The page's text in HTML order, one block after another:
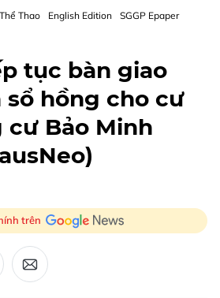
Thao English Edition SGGP Epaper
tục bàn giao
sổ hồng cho cư
cư Bảo Minh
trên